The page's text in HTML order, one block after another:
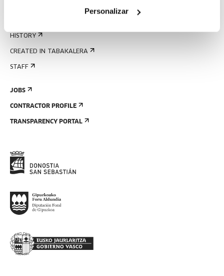
Personalizar
HISTORY
CREATED IN TABAKALERA
STAFF
JOBS
CONTRACTOR PROFILE
TRANSPARENCY PORTAL